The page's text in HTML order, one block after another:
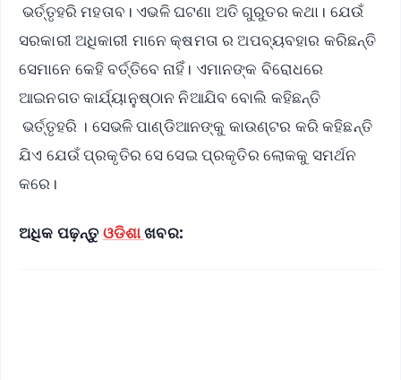
ଭର୍ତ୍ତୃହରି ମହତାବ। ଏଭଳି ଘଟଣା ଅତି ଗୁରୁତର କଥା। ଯେଉଁ
ସରକାରୀ ଅଧିକାରୀ ମାନେ କ୍ଷମତା ର ଅପବ୍ୟବହାର କରିଛନ୍ତି
ସେମାନେ କେହି ବର୍ତ୍ତିବେ ନାହିଁ। ଏମାନଙ୍କ ବିରୋଧରେ
ଆଇନଗତ କାର୍ଯ୍ୟାନୁଷ୍ଠାନ ନିଆଯିବ ବୋଲି କହିଛନ୍ତି
ଭର୍ତ୍ତୃହରି । ସେଭଳି ପାଣ୍ଡିଆନଙ୍କୁ କାଉଣ୍ଟର କରି କହିଛନ୍ତି
ଯିଏ ଯେଉଁ ପ୍ରକୃତିର ସେ ସେଇ ପ୍ରକୃତିର ଲୋକକୁ ସମର୍ଥନ
କରେ।
ଅଧିକ ପଢ଼ନ୍ତୁ ଓଡିଶାଖବର: